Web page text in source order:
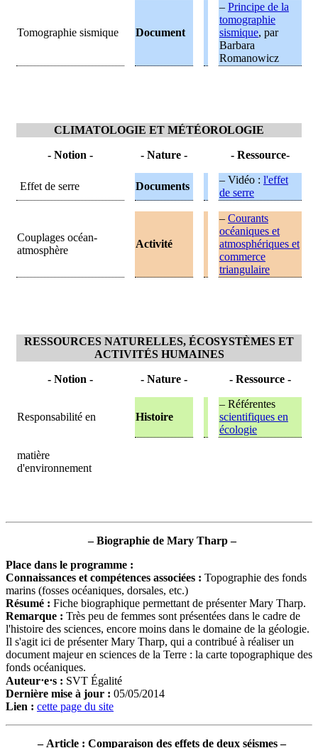
Tomographie sismique Document
– Principe de la
tomographie
sismique, par
Barbara
Romanowicz
CLIMATOLOGIE ET MÉTÉOROLOGIE
- Notion - - Nature - - Ressource-
Effet de serre Documents
– Vidéo : l'effet
de serre
Couplages océan-
atmosphère
Activité
– Courants
océaniques et
atmosphériques et
commerce
triangulaire
RESSOURCES NATURELLES, ÉCOSYSTÈMES ET
ACTIVITÉS HUMAINES
- Notion - - Nature - - Ressource -
Responsabilité en Histoire
– Référentes
scientifiques en
écologie
matière
d'environnement
–Biographie de Mary Tharp–
Place dans le programme :
Connaissances et compétences associées : Topographie des fonds
marins (fosses océaniques, dorsales, etc.)
Résumé : Fiche biographique permettant de présenter Mary Tharp.
Remarque : Très peu de femmes sont présentées dans le cadre de
l'histoire des sciences, encore moins dans le domaine de la géologie.
Il s'agit ici de présenter Mary Tharp, qui a contribué à réaliser un
document majeur en sciences de la Terre : la carte topographique des
fonds océaniques.
Auteur⋅e⋅s : SVT Égalité
Dernière mise à jour : 05/05/2014
Lien : cette page du site
–Article : Comparaison des effets de deux séismes–